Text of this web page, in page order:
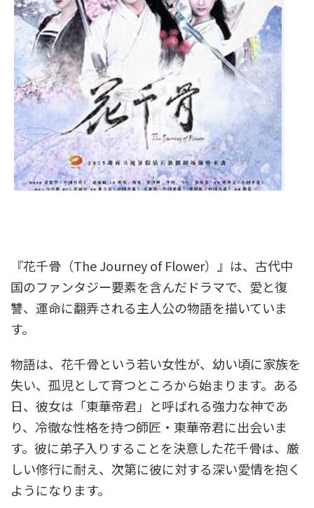
『花千骨（The Journey of Flower）』は、古代中
国のファンタジー要素を含んだドラマで、愛と復
讐、運命に翻弄される主人公の物語を描いていま
す。
物語は、花千骨という若い女性が、幼い頃に家族を
失い、孤児として育つところから始まります。ある
日、彼女は「東華帝君」と呼ばれる強力な神であ
り、冷徹な性格を持つ師匠・東華帝君に出会いま
す。彼に弟子入りすることを決意した花千骨は、厳
しい修行に耐え、次第に彼に対する深い愛情を抱く
ようになります。